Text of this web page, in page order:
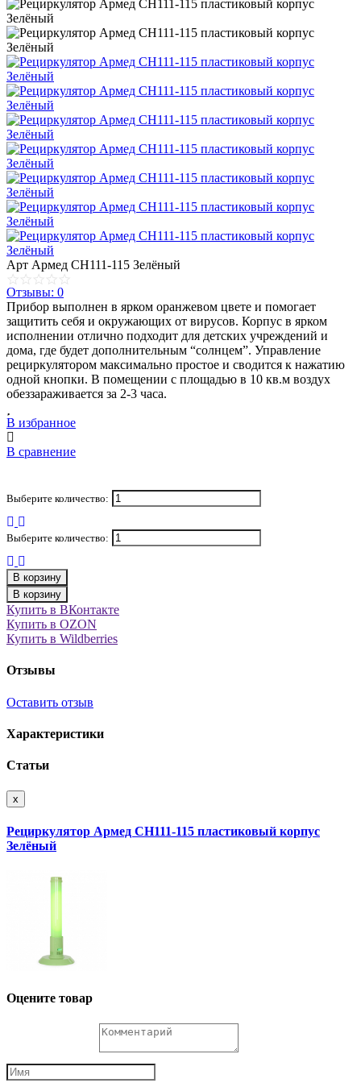
Арт Армед СH111-115 Зелёный
Отзывы: 0
Прибор выполнен в ярком оранжевом цвете и помогает
защитить себя и окружающих от вирусов. Корпус в ярком
исполнении отлично подходит для детских учреждений и
дома, где будет дополнительным “солнцем”. Управление
рециркулятором максимально простое и сводится к нажатию
одной кнопки. В помещении с площадью в 10 кв.м воздух
обеззараживается за 2-3 часа.
В избранное
В сравнение
Выберите количество:
Выберите количество:
В корзину
В корзину
Купить в ВКонтакте
Купить в OZON
Купить в Wildberries
Отзывы
Оставить отзыв
Характеристики
Статьи
x
Рециркулятор Армед СH111-115 пластиковый корпус
Зелёный
Оцените товар